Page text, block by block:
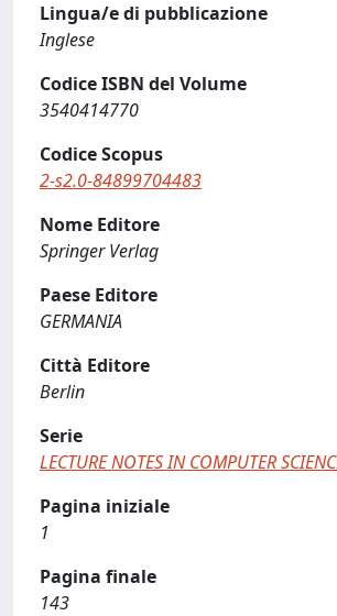
Lingua/e di pubblicazione
Inglese
Codice ISBN del Volume
3540414770
Codice Scopus
2-s2.0-84899704483
Nome Editore
Springer Verlag
Paese Editore
GERMANIA
Città Editore
Berlin
Serie
LECTURE NOTES IN COMPUTER
Pagina iniziale
1
Pagina finale
143